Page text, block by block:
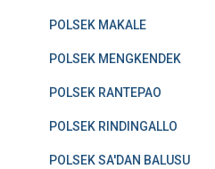
POLSEK MAKALE
POLSEK MENGKENDEK
POLSEK RANTEPAO
POLSEK RINDINGALLO
POLSEK SA'DAN BALUSU